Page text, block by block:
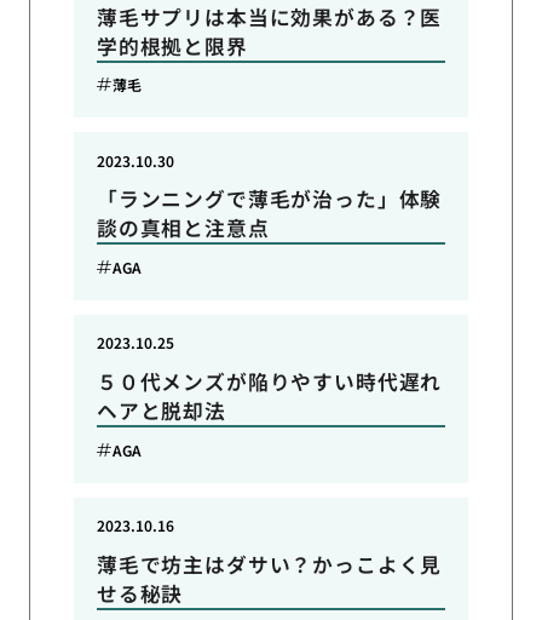
薄毛サプリは本当に効果がある？医
学的根拠と限界
薄毛
「ランニングで薄毛が治った」体験
談の真相と注意点
2023.10.30
AGA
５０代メンズが陥りやすい時代遅れ
ヘアと脱却法
2023.10.25
AGA
薄毛で坊主はダサい？かっこよく見
せる秘訣
2023.10.16